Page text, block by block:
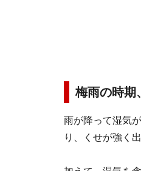
梅雨の時期
雨が降って湿気
り、くせが強く